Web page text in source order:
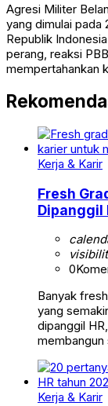
Agresi Militer
yang dimulai pada
Republik
perang, reaksi
mempertahankan
Kerja & Karir
Fresh
Dipanggil
0
Banyak
yang
dipanggil
membangun
Kerja & Karir